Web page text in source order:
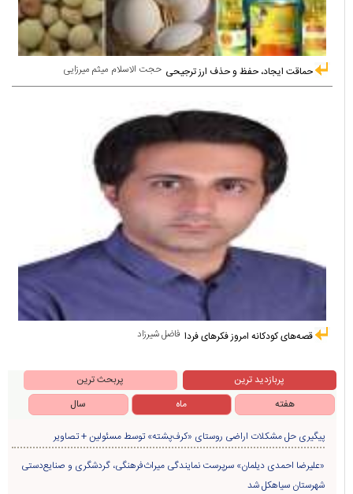
حجت الاسلام میثم میرزایی حماقت ایجاد، حفظ و حذف ارز ترجیحی
فاضل شیرزاد قصه‌های کودکانه امروز فکرهای فردا
پربازدید ترین
پربحث ترین
هفته
ماه سال
پیگیری حل مشکلات اراضی روستای «کرف‌پشته» توسط مسئولین + تصاویر
«علیرضا احمدی دیلمان» سرپرست نمایندگی میراث‌فرهنگی، گردشگری و صنایع‌دستی
شهرستان سیاهکل شد